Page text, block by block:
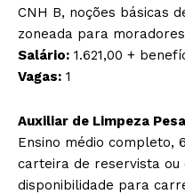
CNH B, noções básicas
zoneada para moradores
Salário: 1.621,00 +
Vagas: 1
Auxiliar de Limpeza
Ensino médio completo,
carteira de reservista ou
disponibilidade para